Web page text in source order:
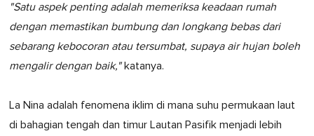
"Satu aspek penting adalah memeriksa keadaan rumah
dengan memastikan bumbung dan longkang bebas dari
sebarang kebocoran atau tersumbat, supaya air hujan boleh
mengalir dengan baik,"katanya.
La Nina adalah fenomena iklim di mana suhu permukaan laut
di bahagian tengah dan timur Lautan Pasifik menjadi lebih